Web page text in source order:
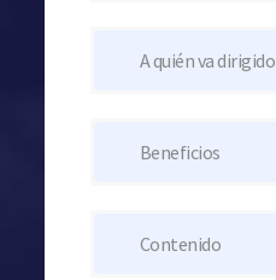
A quién va dirigido
Beneficios
Contenido